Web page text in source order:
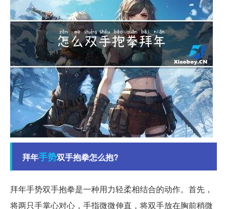
拜年手势双手抱拳怎么抱?
拜年手势双手抱拳是一种用力轻柔相结合的动作。首先，
将两只手掌心对心，手指微微伸直，将双手放在胸前稍微